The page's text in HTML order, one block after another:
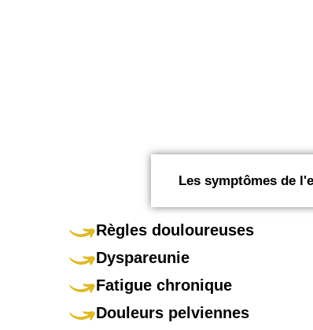
Les symptômes de
Règles douloureuses
Dyspareunie
Fatigue chronique
Douleurs pelviennes